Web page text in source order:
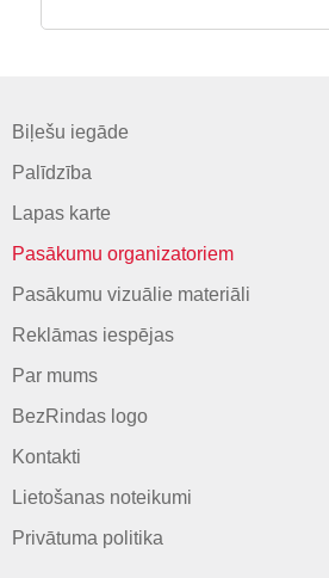
Biļešu iegāde
Palīdzība
Lapas karte
Pasākumu organizatoriem
Pasākumu vizuālie materiāli
Reklāmas iespējas
Par mums
BezRindas logo
Kontakti
Lietošanas noteikumi
Privātuma politika